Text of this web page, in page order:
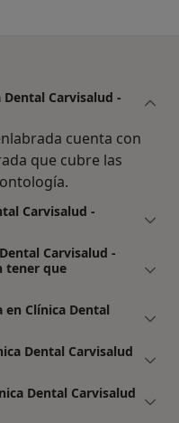
Carvisalud -
cuenta con
que cubre las
Carvisalud -
Carvisalud -
tener que
Clínica Dental
Dental Carvisalud
Dental Carvisalud